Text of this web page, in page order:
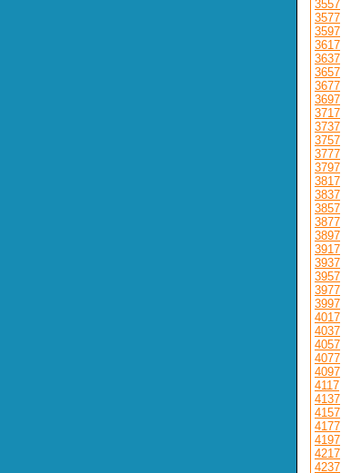
3557
3577
3597
3617
3637
3657
3677
3697
3717
3737
3757
3777
3797
3817
3837
3857
3877
3897
3917
3937
3957
3977
3997
4017
4037
4057
4077
4097
4117
4137
4157
4177
4197
4217
4237